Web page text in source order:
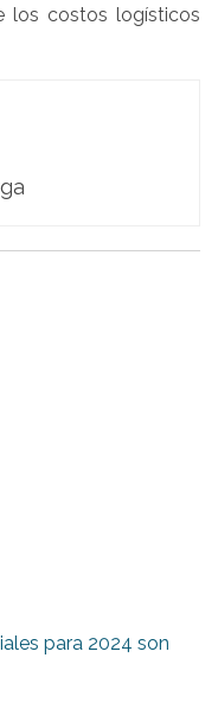
los costos logísticos
para 2024 son